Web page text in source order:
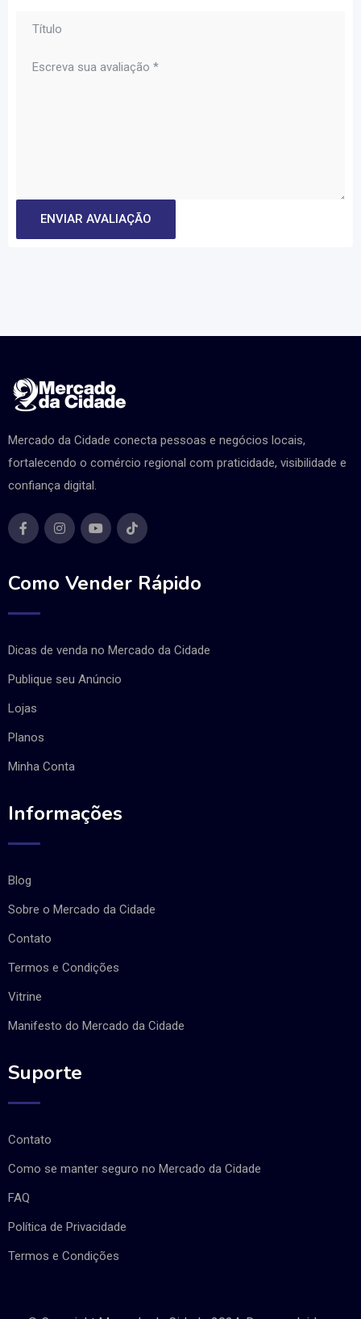
Mercado da Cidade conecta pessoas e negócios locais,
fortalecendo o comércio regional com praticidade, visibilidade e
confiança digital.
Como Vender Rápido
Dicas de venda no Mercado da Cidade
Publique seu Anúncio
Lojas
Planos
Minha Conta
Informações
Blog
Sobre o Mercado da Cidade
Contato
Termos e Condições
Vitrine
Manifesto do Mercado da Cidade
Suporte
Contato
Como se manter seguro no Mercado da Cidade
FAQ
Política de Privacidade
Termos e Condições